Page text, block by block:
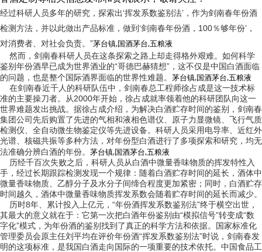
经过科研人员多年的研究，探索出‘挥发系数鉴别法’，作为剑南春年份酒
检测方法，并以此做出产品标准，做到‘剑南春年份酒，100％够年份’，
对消费者、对社会负责。”茅台镇,国酒茅台,五粮液
然而， 剑南春科研人员在这条探索之路上却走得格外艰难。如何科学
鉴别年份酒早已成为世界酒业的“哥德巴赫猜想”，这不仅是中国白酒面临
的问题，也是整个国际酒界面临的世界性难题。 茅台镇,国酒茅台,五粮液
在剑南春近千人的科研队伍中，剑南春总工程师徐占成是这一技术标
准的主要操刀者。从2000年开始，徐占成就率领着他的科研团队向这一
世界难题发出挑战。据徐占成介绍，为解决白酒贮存时间的鉴别，剑南春
集团公司先后购置了先进的气相和液相色谱仪、原子力显微镜、飞行气质
检测仪、全自动微生物鉴定仪等先进设备。科研人员采用电导率、近红外
光谱、核磁共振等多种方法，对年份型白酒进行了多项探索和研究，均无
法准确分辨白酒的年份。 茅台镇,国酒茅台,五粮液
历经千百次失败之后，科研人员从白酒中微量香味物质的挥发特性入
手，经过长期跟踪检测发现一个规律：随着白酒贮存时间的延长，酒体中
微量香味物质、乙醇分子及水分子间缔合程度更加紧密；同时，白酒贮存
时间越久，酒体中微量香味物质挥发系数会随着贮存时间的延长而减少。
历时8年、累计投入上亿元，“年份酒挥发系数鉴别法”终于横空出世，
其最大的意义就在于：它第一次把白酒年份鉴别由“模拟信号”转变成“数
字化”模式，为年份酒的鉴别找到了真正的科学方法和依据。国家标准化
管理委员会原主任刘平均在评价年份酒“挥发系数鉴别法”时说，剑南春发
明的这项标准，是我国白酒走向国际的一项重要的技术依托。中国食品工